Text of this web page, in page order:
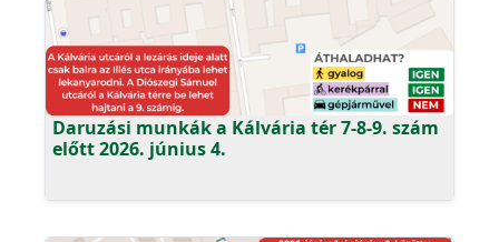
Daruzási munkák a Kálvária tér 7-8-9. szám
előtt 2026. június 4.